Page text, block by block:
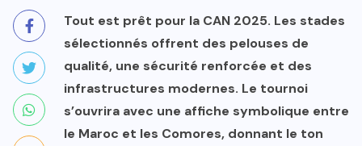
Tout est prêt pour la CAN 2025. Les stades
sélectionnés offrent des pelouses de
qualité, une sécurité renforcée et des
infrastructures modernes. Le tournoi
s’ouvrira avec une affiche symbolique entre
le Maroc et les Comores, donnant le ton